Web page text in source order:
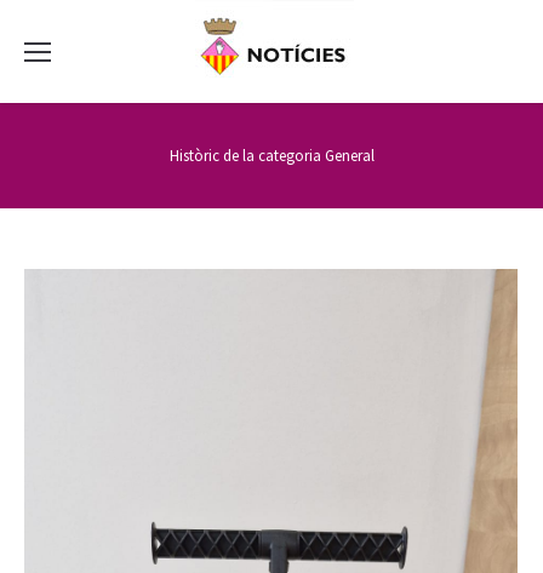
Històric de la categoria General